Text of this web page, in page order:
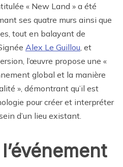
« New Land » a été
ses quatre murs ainsi que
tout en balayant de
Alex Le Guillou , et
l’œuvre propose une «
global et la manière
», démontrant qu’il est
pour créer et interpréter
d’un lieu existant.